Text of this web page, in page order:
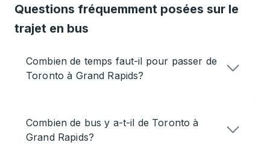
Questions fréquemment posées sur le
trajet en bus
Combien de temps faut-il pour passer de
Toronto à Grand Rapids?
Combien de bus y a-t-il de Toronto à
Grand Rapids?